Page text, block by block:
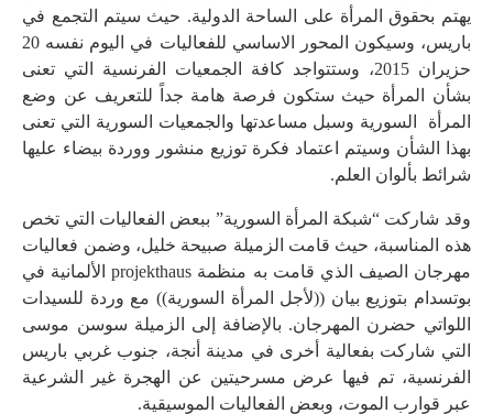
يهتم بحقوق المرأة على الساحة الدولية. حيث سيتم التجمع في
باريس،
وسيكون المحور الاساسي للفعاليات في اليوم نفسه 20
حزيران 2015، وستتواجد كافة الجمعيات الفرنسية التي تعنى
بشأن المرأة حيث ستكون فرصة هامة جداً للتعريف عن وضع
المرأة
السورية وسبل مساعدتها والجمعيات السورية التي تعنى
بهذا الشأن وسيتم اعتماد فكرة توزيع منشور ووردة بيضاء عليها
شرائط بألوان العلم.
وقد شاركت “شبكة المرأة السورية” ببعض الفعاليات التي تخص
هذه المناسبة، حيث قامت الزميلة صبيحة خليل، وضمن فعاليات
مهرجان الصيف الذي قامت به منظمة projekthaus الألمانية في
بوتسدام بتوزيع بيان ((لأجل المرأة السورية)) مع وردة للسيدات
اللواتي حضرن المهرجان. بالإضافة إلى الزميلة سوسن موسى
التي شاركت بفعالية أخرى في مدينة أنجة، جنوب غربي باريس
الفرنسية، تم فيها عرض مسرحيتين عن الهجرة غير الشرعية
عبر قوارب الموت، وبعض الفعاليات الموسيقية.